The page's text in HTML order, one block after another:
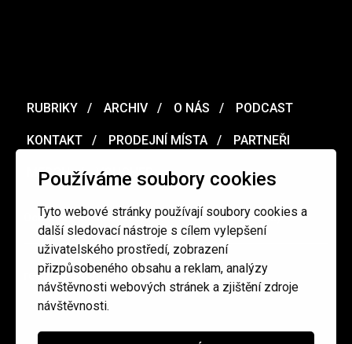
Používáme soubory cookies
Tyto webové stránky používají soubory cookies a
další sledovací nástroje s cílem vylepšení
uživatelského prostředí, zobrazení
přizpůsobeného obsahu a reklam, analýzy
návštěvnosti webových stránek a zjištění zdroje
návštěvnosti.
RUBRIKY ARCHIV O NÁS PODCAST
KONTAKT PRODEJNÍ MÍSTA PARTNEŘI
MERCH VOUCHER
Ochrana osobních údajů / Obchodní podmínky
redakce@cinepur.cz